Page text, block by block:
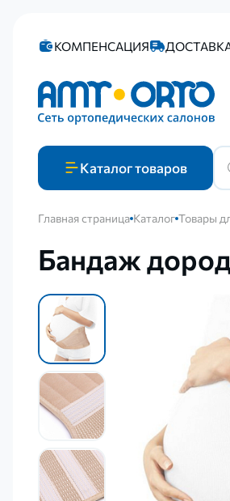
КОМПЕНСАЦИЯ
Каталогтоваров
Главная страница Каталог Товары
Бандаж